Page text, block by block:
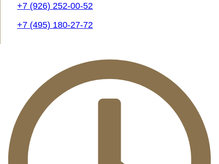
+7 (926) 252-00-52
+7 (495) 180-27-72